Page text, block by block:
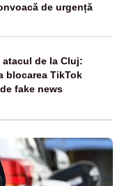
de urgență
de la Cluj:
blocarea TikTok
fake news